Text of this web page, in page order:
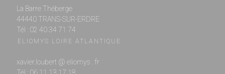
La Barre Théberge
44440 TRANS-SUR-ERDRE
Tél : 02 40 34 71 74
ELIOMYS LOIRE ATLANTIQUE
xavier.loubert @ eliomys . fr